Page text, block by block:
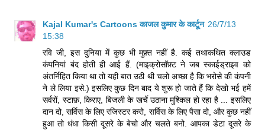
Kajal Kumar's Cartoons काजल कुमार के कार्टून 26/7/13
15:38
रवि‍ जी, इस दुनि‍या में कुछ भी मुफ़्त नहीं है. कई तथाकथि‍त क्‍लाउड
कंपनि‍यां बंद होती ही आई हैं. (माइक्रोसॉफ़्ट ने जब स्‍काईड्राइव को
अंतर्नि‍हि‍त कि‍या था तो यही बात उठी थी चलो अच्‍छा है कि‍ भरोसे की कंपनी
ने ले लि‍या इसे.) इसलि‍ए कुछ दि‍न बाद ये शुरू हो जाते हैं कि‍ देखो भई हमें
सर्वरों, स्‍टाफ़, कि‍राए, बि‍जली के खर्चे उठाना मुश्‍कि‍ल हो रहा है ... इसलि‍ए
दान दो, सर्वि‍स के लि‍ए रजि‍स्‍टर करो, सर्वि‍स के लि‍ए पैसा दो, और कुछ नहीं
हुआ तो धंधा कि‍सी दूसरे के बेचो और चलते बनो. आपका डेटा दूसरे के